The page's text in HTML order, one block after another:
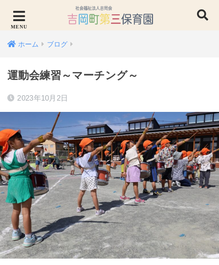
ホーム ブログ
運動会練習～マーチング～
2023年10月2日